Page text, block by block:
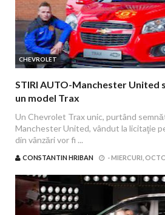
CHEVROLET
STIRI AUTO-Manchester United
un model Trax
Un Chevrolet Trax unic, purtând
Manchester United, vândut la licitaţie
din vânzări vor fi ...
CONSTANTIN HRIBAN -MIERCURI,